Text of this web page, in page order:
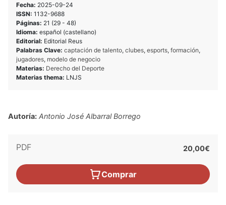
Fecha: 2025-09-24
ISSN: 1132-9688
Páginas: 21 (29 - 48)
Idioma: español (castellano)
Editorial: Editorial Reus
Palabras Clave: captación de talento, clubes, esports, formación,
jugadores, modelo de negocio
Materias: Derecho del Deporte
Materias thema: LNJS
Autoría: Antonio José Albarral Borrego
PDF 20,00€
Comprar